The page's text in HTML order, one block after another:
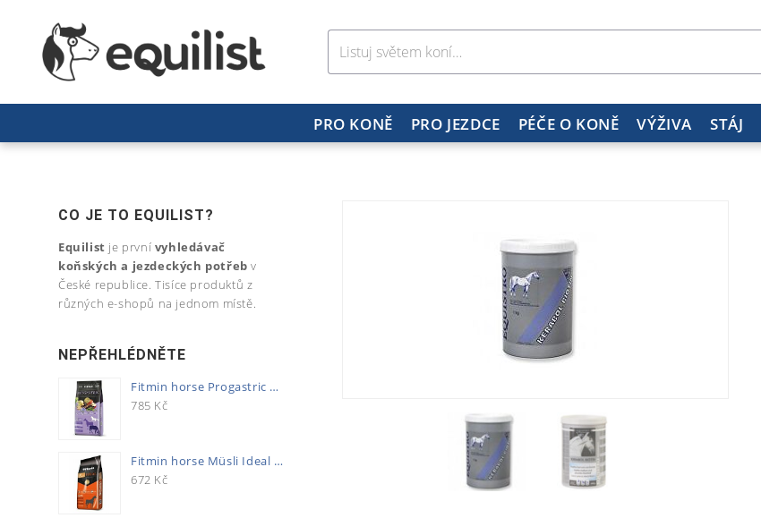
PRO KONĚ PRO JEZDCE PÉČE O KONĚ VÝŽIVA STÁJ
CO JE TO EQUILIST?
Equilist je první vyhledávač
koňských a jezdeckých potřeb v
České republice. Tisíce produktů z
různých e-shopů na jednom místě.
NEPŘEHLÉDNĚTE
Fitmin horse Progastric 20kg
785 Kč
Fitmin horse Müsli Ideal 20kg
672 Kč